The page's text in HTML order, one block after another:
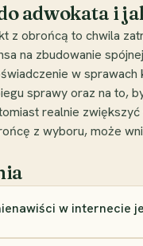
adwokata i
z obrońcą to chwila
na zbudowanie
w
sprawy oraz na to,
realnie
z wyboru, może
w internecie